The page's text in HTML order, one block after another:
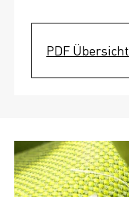
PDF Übersicht